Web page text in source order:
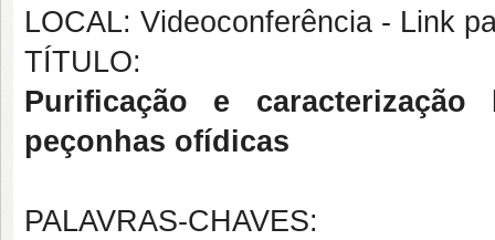
LOCAL: Videoconferência - Link
TÍTULO:
Purificação e
peçonhas ofídicas
PALAVRAS-CHAVES: